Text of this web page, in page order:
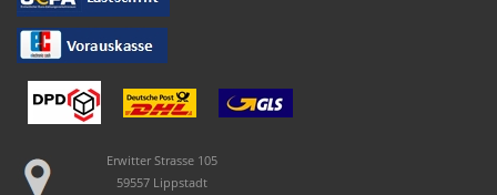
Erwitter Strasse 105
59557 Lippstadt